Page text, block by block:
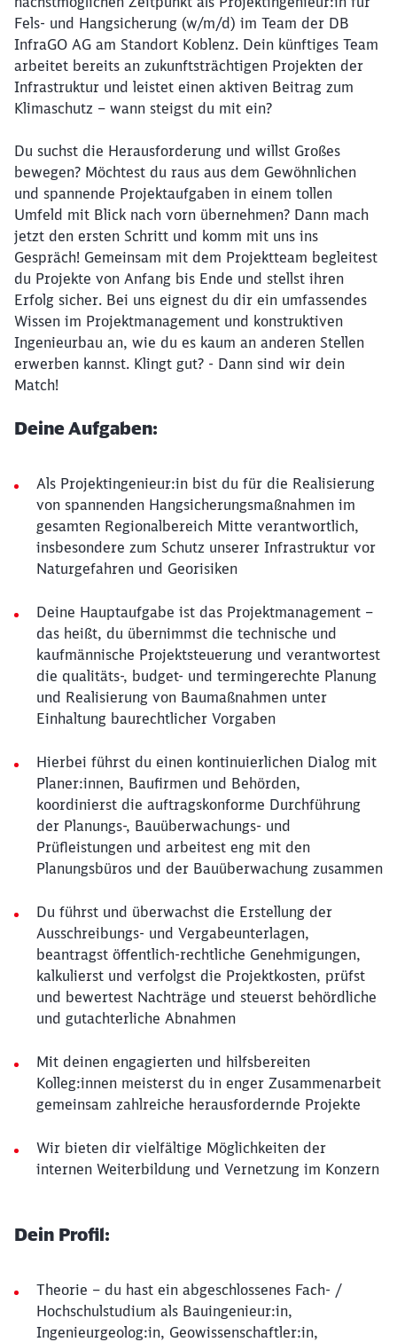
Fels- und Hangsicherung (w/m/d) im Team der DB
InfraGO AG am Standort Koblenz. Dein künftiges Team
arbeitet bereits an zukunftsträchtigen Projekten der
Infrastruktur und leistet einen aktiven Beitrag zum
Klimaschutz – wann steigst du mit ein?
Du suchst die Herausforderung und willst Großes
bewegen? Möchtest du raus aus dem Gewöhnlichen
und spannende Projektaufgaben in einem tollen
Umfeld mit Blick nach vorn übernehmen? Dann mach
jetzt den ersten Schritt und komm mit uns ins
Gespräch! Gemeinsam mit dem Projektteam begleitest
du Projekte von Anfang bis Ende und stellst ihren
Erfolg sicher. Bei uns eignest du dir ein umfassendes
Wissen im Projektmanagement und konstruktiven
Ingenieurbau an, wie du es kaum an anderen Stellen
erwerben kannst. Klingt gut? - Dann sind wir dein
Match!
Deine Aufgaben:
Als Projektingenieur:in bist du für die Realisierung
von spannenden Hangsicherungsmaßnahmen im
gesamten Regionalbereich Mitte verantwortlich,
insbesondere zum Schutz unserer Infrastruktur vor
Naturgefahren und Georisiken
Deine Hauptaufgabe ist das Projektmanagement –
das heißt, du übernimmst die technische und
kaufmännische Projektsteuerung und verantwortest
die qualitäts-, budget- und termingerechte Planung
und Realisierung von Baumaßnahmen unter
Einhaltung baurechtlicher Vorgaben
Hierbei führst du einen kontinuierlichen Dialog mit
Planer:innen, Baufirmen und Behörden,
koordinierst die auftragskonforme Durchführung
der Planungs-, Bauüberwachungs- und
Prüfleistungen und arbeitest eng mit den
Planungsbüros und der Bauüberwachung zusammen
Du führst und überwachst die Erstellung der
Ausschreibungs- und Vergabeunterlagen,
beantragst öffentlich-rechtliche Genehmigungen,
kalkulierst und verfolgst die Projektkosten, prüfst
und bewertest Nachträge und steuerst behördliche
und gutachterliche Abnahmen
Mit deinen engagierten und hilfsbereiten
Kolleg:innen meisterst du in enger Zusammenarbeit
gemeinsam zahlreiche herausfordernde Projekte
Wir bieten dir vielfältige Möglichkeiten der
internen Weiterbildung und Vernetzung im Konzern
Dein Profil:
Theorie – du hast ein abgeschlossenes Fach- /
Hochschulstudium als Bauingenieur:in,
Ingenieurgeolog:in, Geowissenschaftler:in,